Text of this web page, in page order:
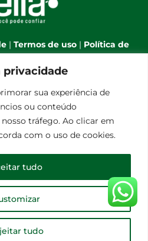
privacidade
sua experiência de
ou conteúdo
tráfego. Ao clicar em
com o uso de cookies.
tudo
tudo
| Termos de uso | Política de
|Webmail|
| Banco
| Laboratório Cella - All Rights
Clínicas Cella Ltda - CNPJ
0001-30
Instagram
E-
mail